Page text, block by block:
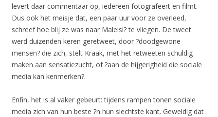
levert daar commentaar op, iedereen fotografeert en filmt.
Dus ook het meisje dat, een paar uur voor ze overleed,
schreef hoe blij ze was naar Maleisi? te vliegen. De tweet
werd duizenden keren geretweet, door ?doodgewone
mensen? die zich, stelt Kraak, met het retweeten schuldig
maken aan sensatiezucht, of ?aan de hijgerigheid die sociale
media kan kenmerken?.
Enfin, het is al vaker gebeurt: tijdens rampen tonen sociale
media zich van hun beste ?n hun slechtste kant. Geweldig dat